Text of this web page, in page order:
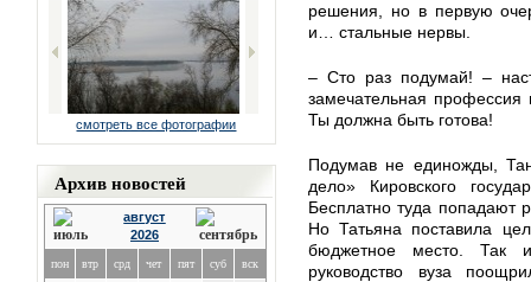
смотреть все фотографии
Архив новостей
август
2026
пон втр срд чет пят суб вск
решения, но в первую
и… стальные нервы.
– Сто раз подумай! –
замечательная профессия
Ты должна быть готова!
Подумав не единожды,
дело» Кировского
Бесплатно туда попадают
Но Татьяна поставила
бюджетное место. Так
руководство вуза